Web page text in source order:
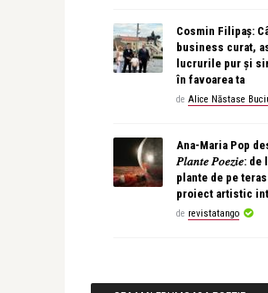
Cosmin Filipaș:
business curat,
lucrurile pur și
în favoarea ta
de Alice Năstase
Ana-Maria Pop
𝑃𝑙𝑎𝑛𝑡𝑒 𝑃𝑜𝑒𝑧𝑖𝑒:
plante de pe
proiect artistic
de revistatango